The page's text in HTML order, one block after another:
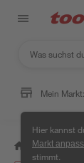
Mein Markt:
Hier kannst
Markt
stimmt.
/ Garten &